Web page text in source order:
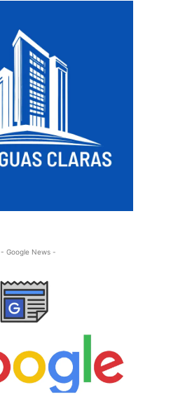
- Google News -